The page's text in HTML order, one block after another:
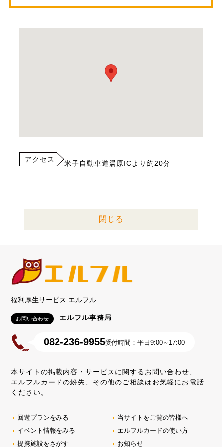
アクセス 米子自動車道湯原ICより約20分
閉じる
福利厚生サービス エルフル
お問い合わせ エルフル事務局
082-236-9955受付時間：平日9:00～17:00
本サイトの掲載内容・サービスに関するお問い合わせ、
エルフルカードの紛失、その他のご相談はお気軽にお電話
ください。
回遊プランをみる
イベント情報をみる
提携施設をさがす
当サイトをご覧の皆様へ
エルフルカードの使い方
お知らせ